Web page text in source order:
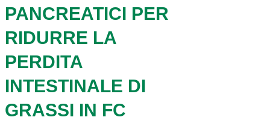
PANCREATICI PER
RIDURRE LA
PERDITA
INTESTINALE DI
GRASSI IN FC